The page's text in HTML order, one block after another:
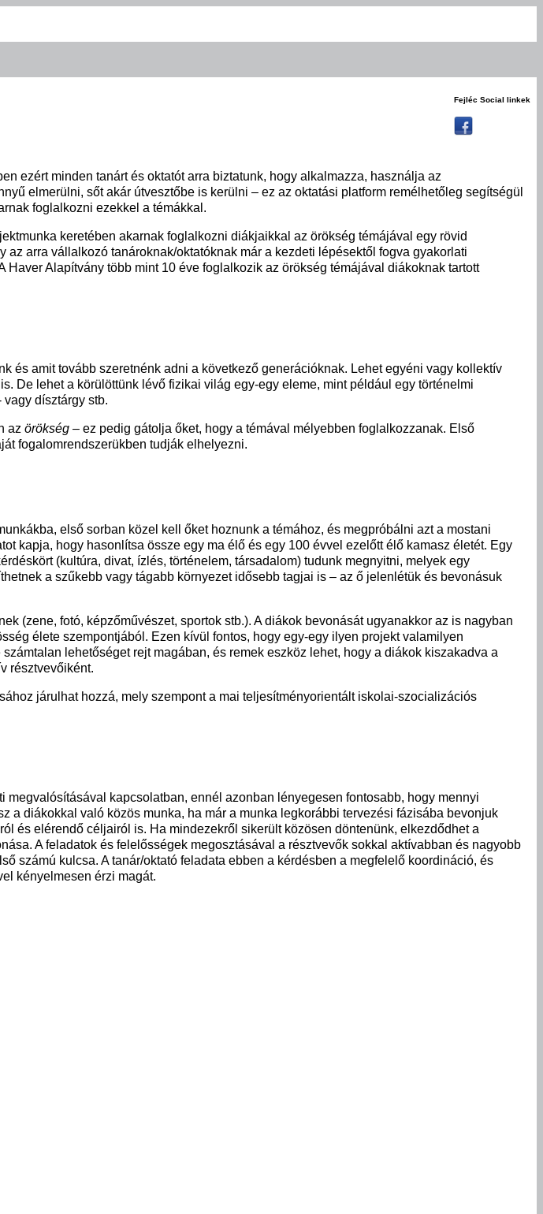
Fejléc Social linkek
ezért minden tanárt és oktatót arra biztatunk, hogy alkalmazza, használja az
elmerülni, sőt akár útvesztőbe is kerülni – ez az oktatási platform remélhetőleg segítségül
foglalkozni ezekkel a témákkal.
keretében akarnak foglalkozni diákjaikkal az örökség témájával egy rövid
arra vállalkozó tanároknak/oktatóknak már a kezdeti lépésektől fogva gyakorlati
Alapítvány több mint 10 éve foglalkozik az örökség témájával diákoknak tartott
és amit tovább szeretnénk adni a következő generációknak. Lehet egyéni vagy kollektív
De lehet a körülöttünk lévő fizikai világ egy-egy eleme, mint például egy történelmi
dísztárgy stb.
az örökség – ez pedig gátolja őket, hogy a témával mélyebben foglalkozzanak. Első
fogalomrendszerükben tudják elhelyezni.
első sorban közel kell őket hoznunk a témához, és megpróbálni azt a mostani
kapja, hogy hasonlítsa össze egy ma élő és egy 100 évvel ezelőtt élő kamasz életét. Egy
(kultúra, divat, ízlés, történelem, társadalom) tudunk megnyitni, melyek egy
a szűkebb vagy tágabb környezet idősebb tagjai is – az ő jelenlétük és bevonásuk
(zene, fotó, képzőművészet, sportok stb.). A diákok bevonását ugyanakkor az is nagyban
élete szempontjából. Ezen kívül fontos, hogy egy-egy ilyen projekt valamilyen
lehetőséget rejt magában, és remek eszköz lehet, hogy a diákok kiszakadva a
résztvevőiként.
járulhat hozzá, mely szempont a mai teljesítményorientált iskolai-szocializációs
kapcsolatban, ennél azonban lényegesen fontosabb, hogy mennyi
a diákokkal való közös munka, ha már a munka legkorábbi tervezési fázisába bevonjuk
és elérendő céljairól is. Ha mindezekről sikerült közösen döntenünk, elkezdődhet a
A feladatok és felelősségek megosztásával a résztvevők sokkal aktívabban és nagyobb
számú kulcsa. A tanár/oktató feladata ebben a kérdésben a megfelelő koordináció, és
kényelmesen érzi magát.